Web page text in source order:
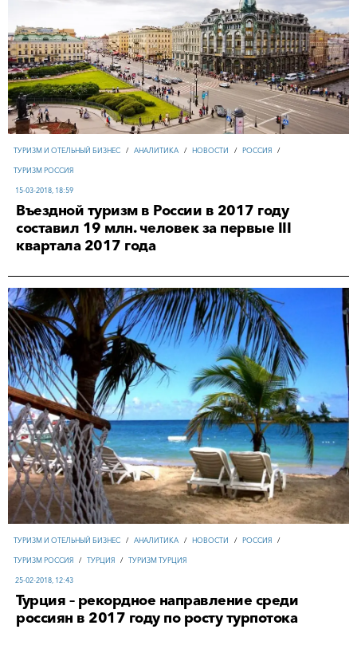
ТУРИЗМ И ОТЕЛЬНЫЙ БИЗНЕС / АНАЛИТИКА / НОВОСТИ / РОССИЯ /
ТУРИЗМ РОССИЯ
15-03-2018, 18:59
Въездной туризм в России в 2017 году
составил 19 млн. человек за первые III
квартала 2017 года
ТУРИЗМ И ОТЕЛЬНЫЙ БИЗНЕС / АНАЛИТИКА / НОВОСТИ / РОССИЯ /
ТУРИЗМ РОССИЯ / ТУРЦИЯ / ТУРИЗМ ТУРЦИЯ
25-02-2018, 12:43
Турция – рекордное направление среди
россиян в 2017 году по росту турпотока